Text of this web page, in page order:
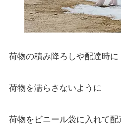
荷物の積み降ろしや配達時に
荷物を濡らさないように
荷物をビニール袋に入れて配